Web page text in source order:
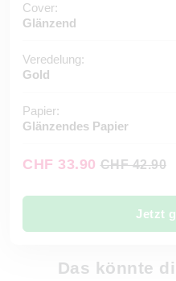
Cover:
Glänzend
Veredelung:
Gold
Papier:
Glänzendes Papier
CHF 33.90 CHF 42.90
Jetzt
Das könnte